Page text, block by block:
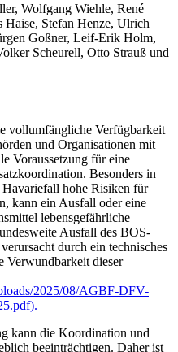
Wolfgang Wiehle, René
Stefan Henze, Ulrich
Goßner, Leif-Erik Holm,
Scheurell, Otto Strauß und
vollumfängliche Verfügbarkeit
und Organisationen mit
Voraussetzung für eine
Besonders in
hohe Risiken für
kann ein Ausfall oder eine
lebensgefährliche
Ausfall des BOS-
durch ein technisches
Verwundbarkeit dieser
2025/08/AGBF-DFV-
kann die Koordination und
beeinträchtigen. Daher ist